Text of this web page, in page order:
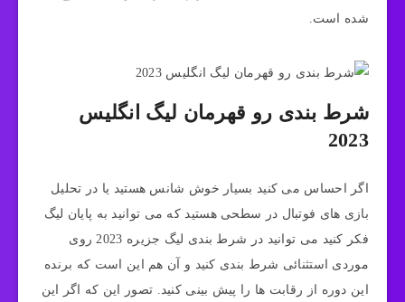
شده است.
شرط بندی رو قهرمان لیگ انگلیس
2023
اگر احساس می کنید بسیار خوش شانس هستید یا در تحلیل
بازی های فوتبال در سطحی هستید که می توانید به پایان لیگ
فکر کنید می توانید در شرط بندی لیگ جزیره 2023 روی
موردی استثنائی شرط بندی کنید و آن هم این است که برنده
این دوره از رقابت ها را پیش بینی کنید. تصور این که اگر این